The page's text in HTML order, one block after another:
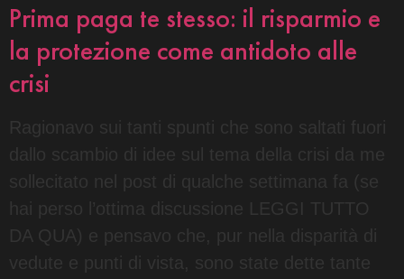
Prima paga te stesso: il risparmio e
la protezione come antidoto alle
crisi
Ragionavo sui tanti spunti che sono saltati fuori
dallo scambio di idee sul tema della crisi da me
sollecitato nel post di qualche settimana fa (se
hai perso l’ottima discussione LEGGI TUTTO
DA QUA) e pensavo che, pur nella disparità di
vedute e punti di vista, sono state dette tante